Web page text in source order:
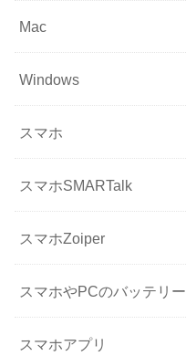
Mac
Windows
スマホ
スマホSMARTalk
スマホZoiper
スマホやPCのバッテリー
スマホアプリ